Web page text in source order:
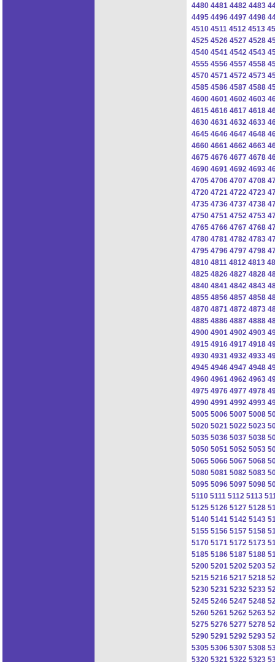
4480 4481 4482 4483
4495 4496 4497 4498
4510 4511 4512 4513
4525 4526 4527 4528
4540 4541 4542 4543
4555 4556 4557 4558
4570 4571 4572 4573
4585 4586 4587 4588
4600 4601 4602 4603
4615 4616 4617 4618
4630 4631 4632 4633
4645 4646 4647 4648
4660 4661 4662 4663
4675 4676 4677 4678
4690 4691 4692 4693
4705 4706 4707 4708
4720 4721 4722 4723
4735 4736 4737 4738
4750 4751 4752 4753
4765 4766 4767 4768
4780 4781 4782 4783
4795 4796 4797 4798
4810 4811 4812 4813
4825 4826 4827 4828
4840 4841 4842 4843
4855 4856 4857 4858
4870 4871 4872 4873
4885 4886 4887 4888
4900 4901 4902 4903
4915 4916 4917 4918
4930 4931 4932 4933
4945 4946 4947 4948
4960 4961 4962 4963
4975 4976 4977 4978
4990 4991 4992 4993
5005 5006 5007 5008
5020 5021 5022 5023
5035 5036 5037 5038
5050 5051 5052 5053
5065 5066 5067 5068
5080 5081 5082 5083
5095 5096 5097 5098
5110 5111 5112 5113
5125 5126 5127 5128
5140 5141 5142 5143
5155 5156 5157 5158
5170 5171 5172 5173
5185 5186 5187 5188
5200 5201 5202 5203
5215 5216 5217 5218
5230 5231 5232 5233
5245 5246 5247 5248
5260 5261 5262 5263
5275 5276 5277 5278
5290 5291 5292 5293
5305 5306 5307 5308
5320 5321 5322 5323